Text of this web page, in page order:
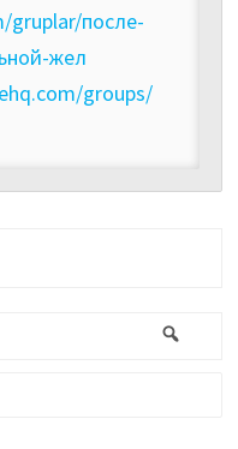
gruplar/после-
жел
groups/